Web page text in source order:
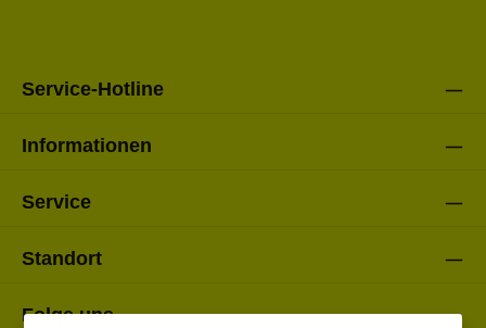
Service-Hotline
Informationen
Service
Standort
Folge uns